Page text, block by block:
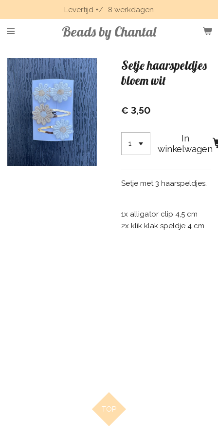
direct
naar
hoofdinhoud
Beads by Chantal
Levertijd +/- 8 werkdagen
Setje haarspeldjes
bloem wit
€ 3,50
In
winkelwagen
Setje met 3 haarspeldjes.
1x alligator clip 4,5 cm
2x klik klak speldje 4 cm
TOP